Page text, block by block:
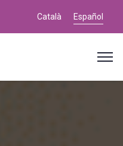
Català Español